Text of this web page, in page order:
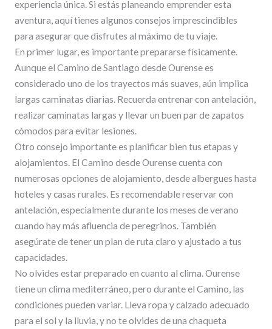
experiencia única. Si estás planeando emprender esta
aventura, aquí tienes algunos consejos imprescindibles
para asegurar que disfrutes al máximo de tu viaje.
En primer lugar, es importante prepararse físicamente.
Aunque el Camino de Santiago desde Ourense es
considerado uno de los trayectos más suaves, aún implica
largas caminatas diarias. Recuerda entrenar con antelación,
realizar caminatas largas y llevar un buen par de zapatos
cómodos para evitar lesiones.
Otro consejo importante es planificar bien tus etapas y
alojamientos. El Camino desde Ourense cuenta con
numerosas opciones de alojamiento, desde albergues hasta
hoteles y casas rurales. Es recomendable reservar con
antelación, especialmente durante los meses de verano
cuando hay más afluencia de peregrinos. También
asegúrate de tener un plan de ruta claro y ajustado a tus
capacidades.
No olvides estar preparado en cuanto al clima. Ourense
tiene un clima mediterráneo, pero durante el Camino, las
condiciones pueden variar. Lleva ropa y calzado adecuado
para el sol y la lluvia, y no te olvides de una chaqueta